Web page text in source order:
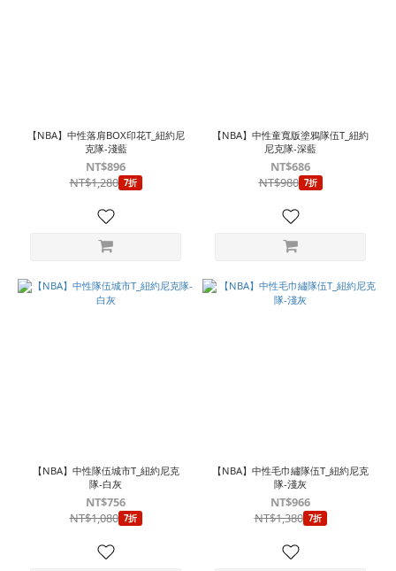
【NBA】中性落肩BOX印花T_紐約尼
克隊-淺藍
NT$896
NT$1,280 7折
【NBA】中性童寬版塗鴉隊伍T_紐約
尼克隊-深藍
NT$686
NT$980 7折
【NBA】中性隊伍城市T_紐約尼克
隊-白灰
NT$756
NT$1,080 7折
【NBA】中性毛巾繡隊伍T_紐約尼克
隊-淺灰
NT$966
NT$1,380 7折